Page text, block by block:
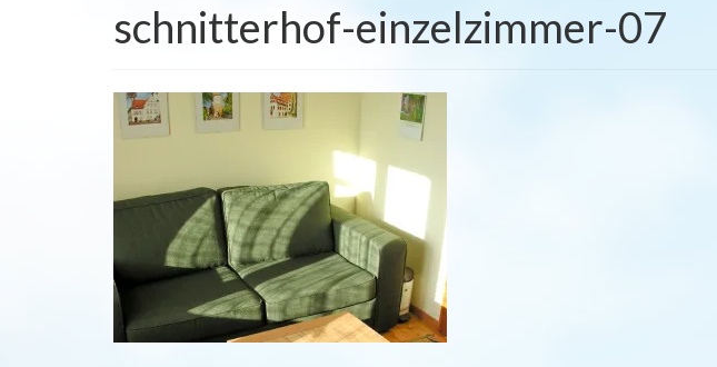
schnitterhof-einzelzimmer-07